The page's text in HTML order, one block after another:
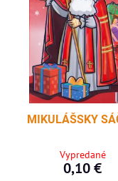
MIKULÁŠSKY
Vypredané
0,10 €